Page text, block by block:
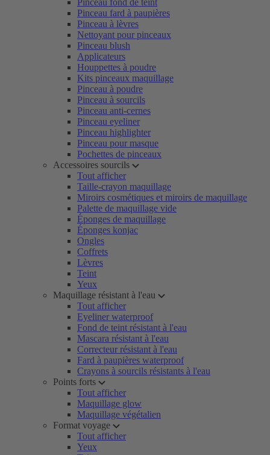
Pinceau fond de teint
Pinceau fard à paupières
Pinceau à lèvres
Nettoyant pour pinceaux
Pinceau blush
Applicateurs
Houppettes à poudre
Kits pinceaux maquillage
Pinceau à poudre
Pinceau à sourcils
Pinceau anti-cernes
Pinceau eyeliner
Pinceau highlighter
Pinceau pour masque
Pochettes de pinceaux
Accessoires sourcils
Tout afficher
Taille-crayon maquillage
Miroirs cosmétiques et miroirs de maquillage
Palette de maquillage vide
Éponges de maquillage
Éponges konjac
Ongles
Coffrets
Lèvres
Teint
Yeux
Maquillage résistant à l'eau
Tout afficher
Eyeliner waterproof
Fond de teint résistant à l'eau
Mascara résistant à l'eau
Correcteur résistant à l'eau
Fard à paupières waterproof
Crayons à sourcils résistants à l'eau
Points forts
Tout afficher
Maquillage glow
Maquillage végétalien
Format voyage
Tout afficher
Yeux